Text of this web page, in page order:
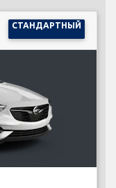
СТАНДАРТНЫЙ